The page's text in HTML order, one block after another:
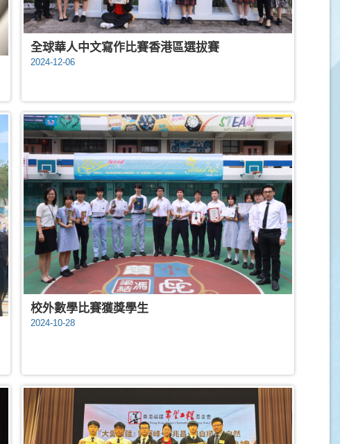
全球華人中文寫作比賽香港區選拔賽
2024-12-06
校外數學比賽獲獎學生
2024-10-28